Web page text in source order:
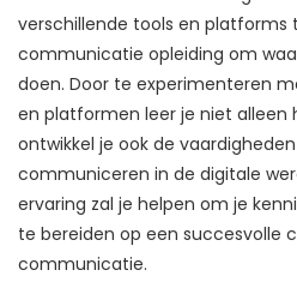
verschillende tools en platforms
communicatie opleiding om
doen. Door te experimenteren
en platformen leer je niet alleen
ontwikkel je ook de
communiceren in de digitale
ervaring zal je helpen om je
te bereiden op een succesvolle
communicatie.